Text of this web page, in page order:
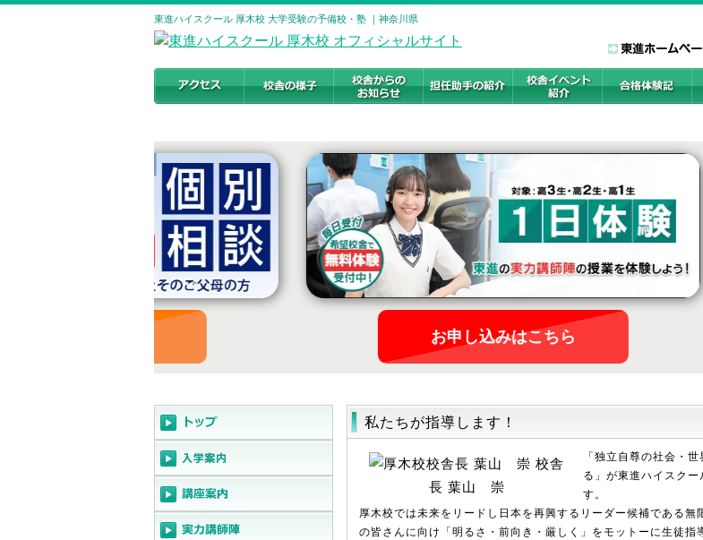
東進ハイスクール 厚木校 大学受験の予備校・塾 ｜神奈川県
お申し込みはこちら
私たちが指導します！
校舎
長 葉山 崇
「独立自尊の社会・
る」が東進ハイスク
す。
厚木校では未来をリードし日本を再興するリーダー候補である無
の皆さんに向け「明るさ・前向き・厳しく」をモットーに生徒指